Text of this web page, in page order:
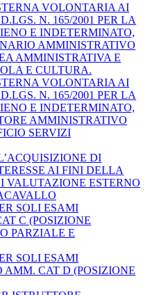
VOLONTARIA AI
N. 165/2001 PER LA
E INDETERMINATO,
AMMINISTRATIVO
AMMINISTRATIVA E
E CULTURA.
VOLONTARIA AI
N. 165/2001 PER LA
E INDETERMINATO,
AMMINISTRATIVO
SERVIZI
DI
AI FINI DELLA
VALUTAZIONE ESTERNO
SOLI ESAMI
C (POSIZIONE
PARZIALE E
SOLI ESAMI
CAT D (POSIZIONE